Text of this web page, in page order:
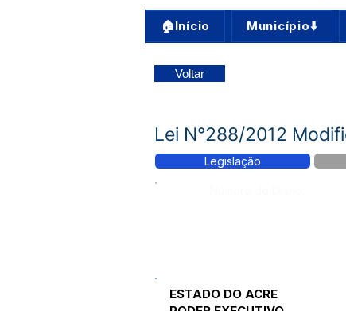
🏠Início Município⬇️
Voltar
Lei N°288/2012
Legislação
ESTADO DO ACRE